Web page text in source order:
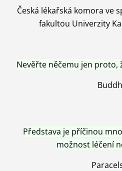
Česká lékařská komora ve
fakultou Univerzity
Nevěřte něčemu jen proto,
Představa je příčinou
možnost léčení